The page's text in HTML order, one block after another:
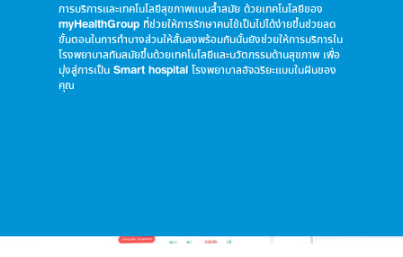
การบริการและเทคโนโลยีสุขภาพแบบล้ำสมัย ด้วยเทคโนโลยีของ
myHealthGroup ที่ช่วยให้การรักษาคนไข้เป็นไปได้ง่ายขึ้นช่วยลด
ขั้นตอนในการทำบางส่วนให้สั้นลงพร้อมกันนั้นยังช่วยให้การบริการใน
โรงพยาบาลทันสมัยขึ้นด้วยเทคโนโลยีและนวัตกรรมด้านสุขภาพ เพื่อ
มุ่งสู่การเป็น Smart hospital โรงพยาบาลอัจฉริยะแบบในฝันของ
คุณ